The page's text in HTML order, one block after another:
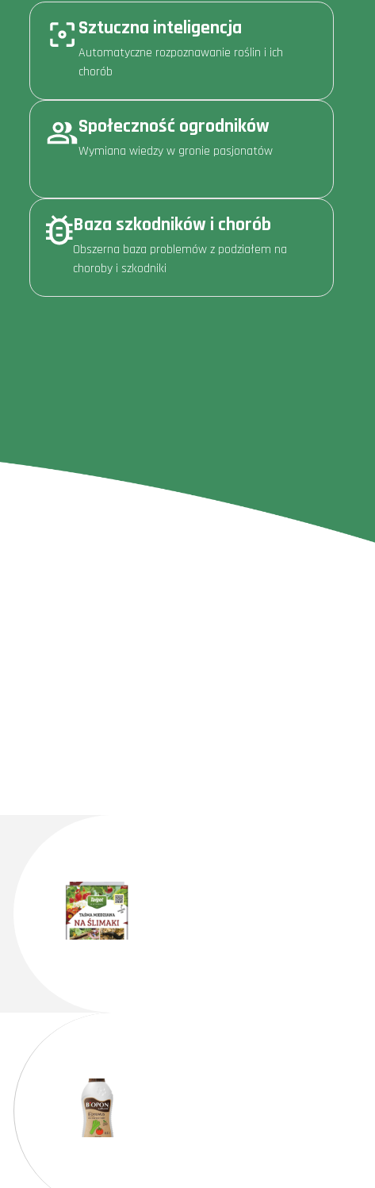
Sztuczna inteligencja
Automatyczne rozpoznawanie roślin i ich
chorób
Społeczność ogrodników
Wymiana wiedzy w gronie pasjonatów
Baza szkodników i chorób
Obszerna baza problemów z podziałem na
choroby i szkodniki